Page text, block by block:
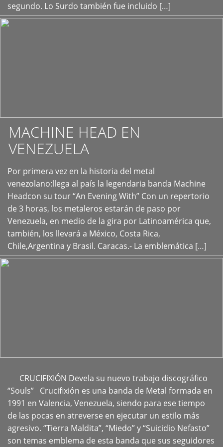
segundo. Lo Surdo también fue incluido […]
MACHINE HEAD EN
VENEZUELA
Por primera vez en la historia del metal
venezolano:llega al país la legendaria banda Machine
Headcon su tour “An Evening With” Con un repertorio
de 3 horas, los metaleros estarán de paso por
Venezuela, en medio de la gira por Latinoamérica que,
también, los llevará a México, Costa Rica,
Chile,Argentina y Brasil. Caracas.- La emblemática […]
+
CRUCIFIXIÓN Devela su nuevo trabajo discográfico
“Souls” Crucifixión es una banda de Metal formada en
1991 en Valencia, Venezuela, siendo para ese tiempo
de las pocas en atreverse en ejecutar un estilo más
agresivo. “Tierra Maldita”, “Miedo” y “Suicidio Nefasto”
son temas emblema de esta banda que sus seguidores
+